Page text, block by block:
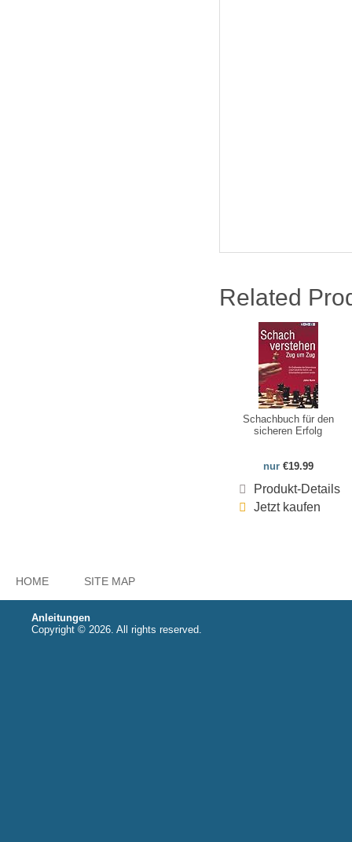
Related
Schachbuch für den
sicheren Erfolg
nur €19.99
Produkt-Details
Jetzt kaufen
HOME SITE MAP
Anleitungen
Copyright © 2026. All rights reserved.